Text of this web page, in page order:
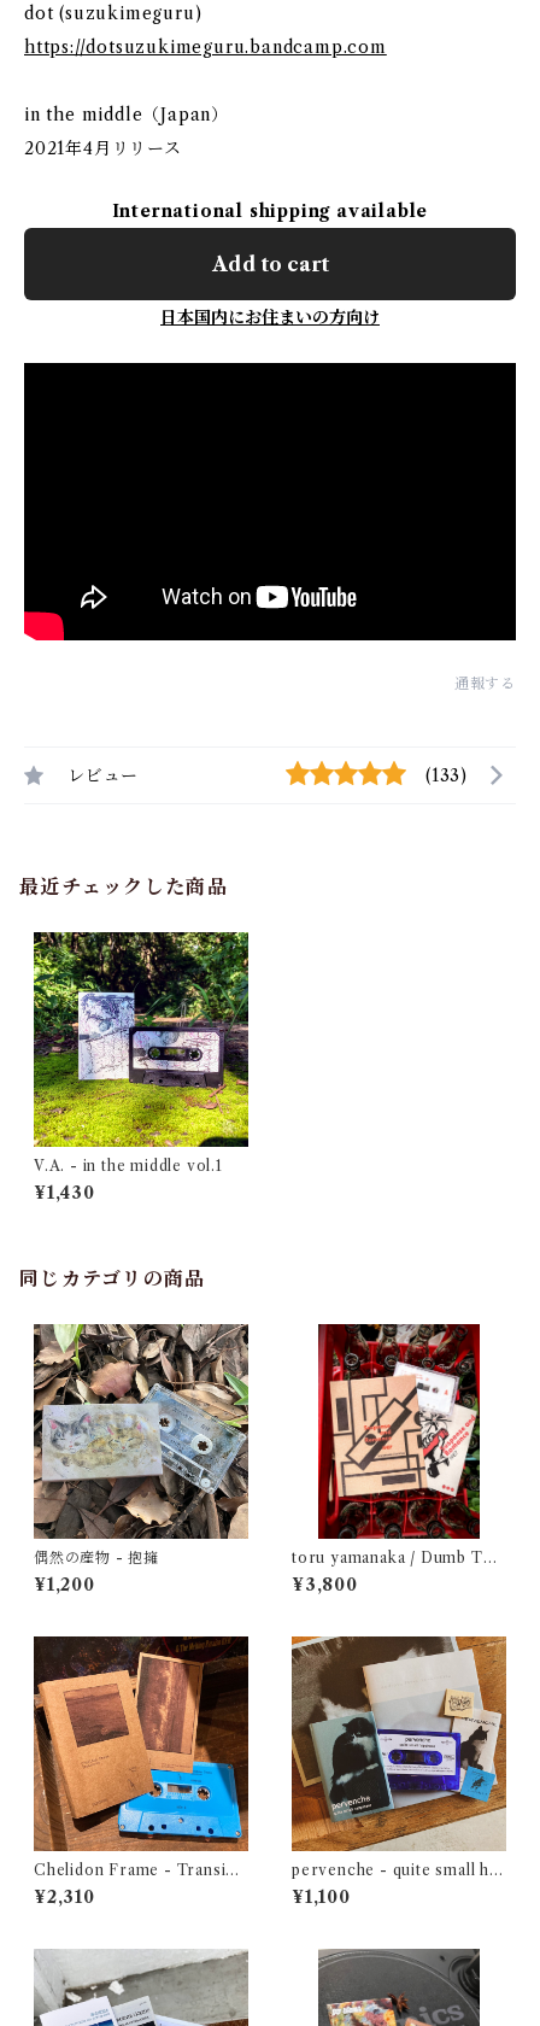
dot (suzukimeguru)
https://dotsuzukimeguru.bandcamp.com
in the middle（Japan）
2021年4月リリース
International shipping available
Add to cart
日本国内にお住まいの方向け
通報する
レビュー (133)
最近チェックした商品
V.A. - in the middle vol.1
¥1,430
同じカテゴリの商品
偶然の産物 - 抱擁
¥1,200
toru yamanaka / Dumb Typ
e - Suspense and Romance
1987（casette + book）
¥3,800
Chelidon Frame - Transien
ce
¥2,310
pervenche - quite small ha
ppiness
¥1,100